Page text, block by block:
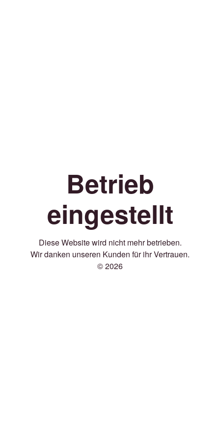
Betrieb
eingestellt
Diese Website wird nicht mehr betrieben.
Wir danken unseren Kunden für ihr Vertrauen.
© 2026